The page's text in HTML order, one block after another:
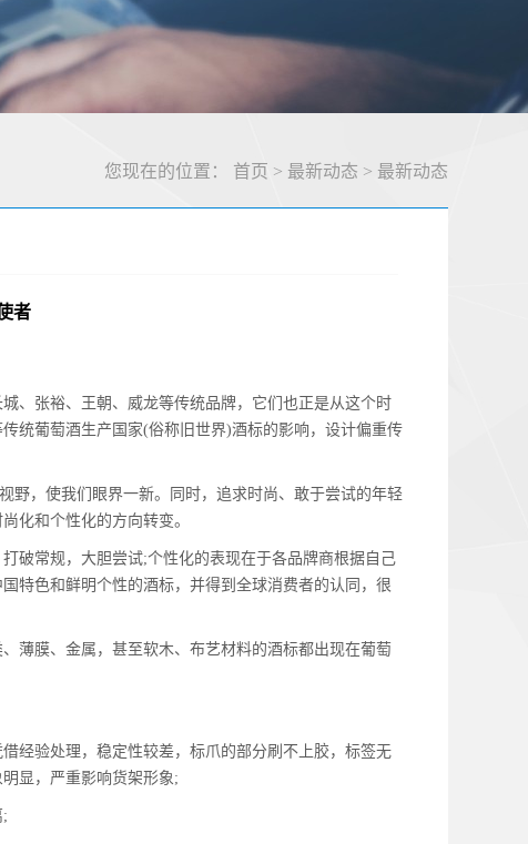
您现在的位置： 首页 > 最新动态 > 最新动态
者
张裕、王朝、威龙等传统品牌，它们也正是从这个时
统葡萄酒生产国家(俗称旧世界)酒标的影响，设计偏重传
，使我们眼界一新。同时，追求时尚、敢于尝试的年轻
化和个性化的方向转变。
常规，大胆尝试;个性化的表现在于各品牌商根据自己
特色和鲜明个性的酒标，并得到全球消费者的认同，很
膜、金属，甚至软木、布艺材料的酒标都出现在葡萄
验处理，稳定性较差，标爪的部分刷不上胶，标签无
显，严重影响货架形象;